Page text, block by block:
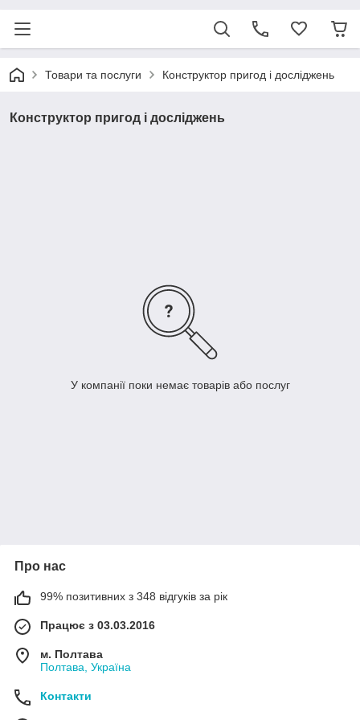
Товари та послуги Конструктор пригод і досліджень
Конструктор пригод і досліджень
У компанії поки немає товарів або послуг
Про нас
99% позитивних з 348 відгуків за рік
Працює з 03.03.2016
м. Полтава
Полтава, Україна
Контакти